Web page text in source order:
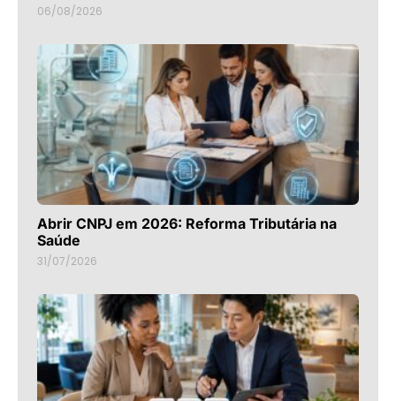
06/08/2026
Abrir CNPJ em 2026: Reforma Tributária na
Saúde
31/07/2026